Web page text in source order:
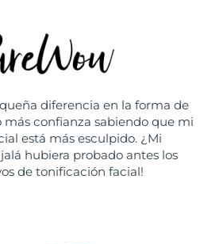
diferencia en la forma de
más confianza sabiendo que mi
está más esculpido. ¿Mi
hubiera probado antes los
de tonificación facial!